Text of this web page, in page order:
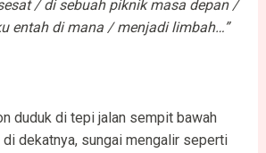
/ di sebuah piknik masa depan /
entah di mana / menjadi limbah…”
duduk di tepi jalan sempit bawah
di dekatnya, sungai mengalir seperti